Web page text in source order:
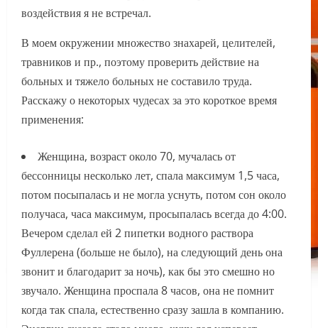
воздействия я не встречал.
В моем окружении множество знахарей, целителей,
травников и пр., поэтому проверить действие на
больных и тяжело больных не составило труда.
Расскажу о некоторых чудесах за это короткое время
применения:
Женщина, возраст около 70, мучалась от
бессонницы несколько лет, спала максимум 1,5 часа,
потом посыпалась и не могла уснуть, потом сон около
получаса, часа максимум, просыпалась всегда до 4:00.
Вечером сделал ей 2 пипетки водного раствора
Фуллерена (больше не было), на следующий день она
звонит и благодарит за ночь), как бы это смешно но
звучало. Женщина проспала 8 часов, она не помнит
когда так спала, естественно сразу зашла в компанию.